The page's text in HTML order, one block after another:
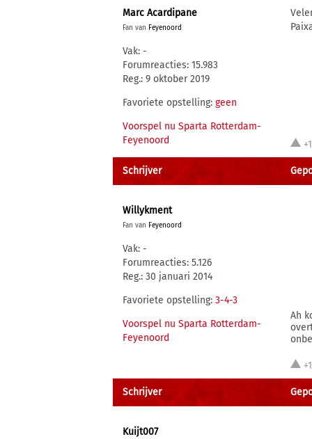
Marc Acardipane
Fan van Feyenoord
Vak: -
Forumreacties: 15.983
Reg.: 9 oktober 2019
Favoriete opstelling: geen
Voorspel nu Sparta Rotterdam-
Feyenoord
Schrijver
Willykment
Fan van Feyenoord
Vak: -
Forumreacties: 5.126
Reg.: 30 januari 2014
Favoriete opstelling: 3-4-3
Voorspel nu Sparta Rotterdam-
Feyenoord
Ah
Schrijver
Kuijt007